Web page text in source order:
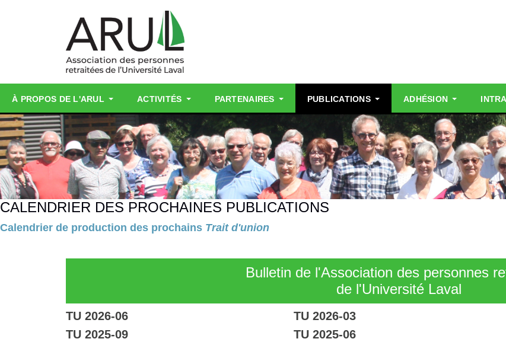
À PROPOS DE L'ARUL ACTIVITÉS PARTENAIRES PUBLICATIONS ADHÉSION
CALENDRIER DES PROCHAINES PUBLICATIONS
Calendrier de production des prochains Trait d'union
Bulletin de l'Association des personnes
de l'Université Laval
TU 2026-06 TU 2026-03
TU 2025-09
TU 2025-06